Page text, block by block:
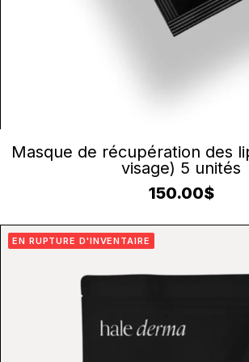
AJOUTER AU PANIER
Masque de récupération des
visage) 5 unités
150.00$
EN RUPTURE D'INVENTAIRE